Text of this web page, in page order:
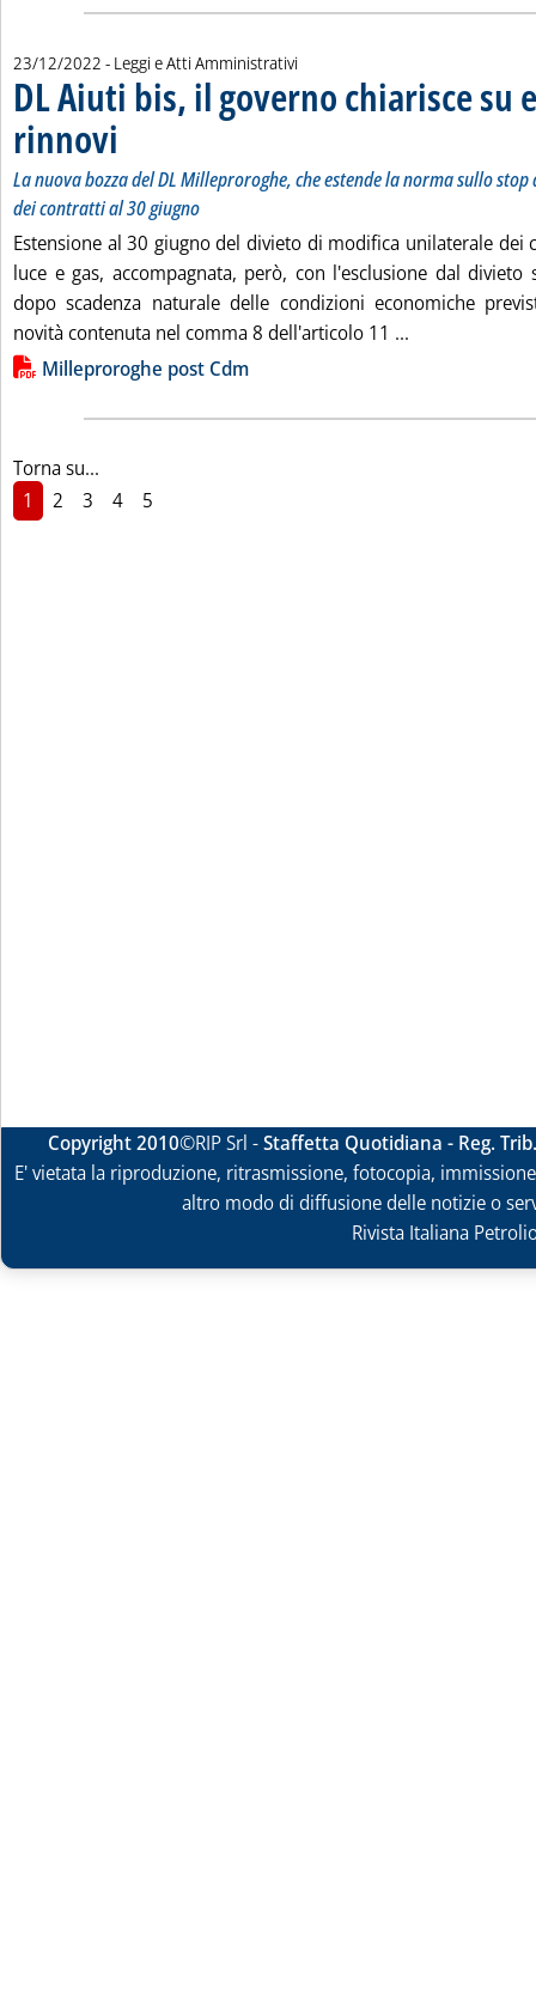
23/12/2022 - Leggi e Atti Amministrativi
DL Aiuti bis, il governo chiarisce su
rinnovi . Sottotitolo: La nuova bozza del DL Milleproroghe, che estende la
. Pubblicata venerdì 23 dicembre 2022 alle 12.19.
La nuova bozza del DL Milleproroghe, che estende la norma sullo
dei contratti al 30 giugno
Estensione al 30 giugno del divieto di modifica unilaterale
luce e gas, accompagnata, però, con l'esclusione dal divieto
dopo scadenza naturale delle condizioni economiche
novità contenuta nel comma 8 dell'articolo 11 ...
Lista allegati PDF alla notizia
Milleproroghe post Cdm
Torna su...
1
2 3 4 5
Copyright 2010©RIP Srl -Staffetta Quotidiana - Reg.
E' vietata la riproduzione, ritrasmissione, fotocopia,
altro modo di diffusione delle notizie o
Rivista Italiana